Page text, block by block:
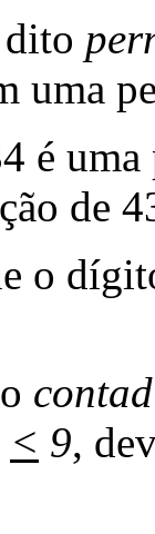
uma
uma
de
o
< 9,